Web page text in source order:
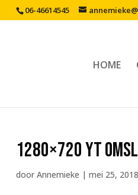
06-46614545
HOME
1280×720 YT
doorAnnemieke |mei 25, 2018